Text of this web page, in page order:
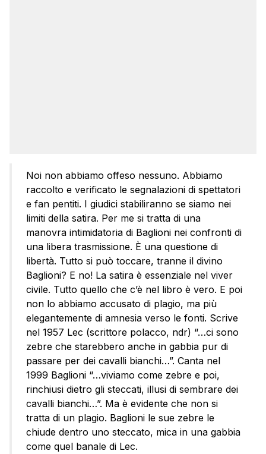
Noi non abbiamo offeso nessuno. Abbiamo
raccolto e verificato le segnalazioni di spettatori
e fan pentiti. I giudici stabiliranno se siamo nei
limiti della satira. Per me si tratta di una
manovra intimidatoria di Baglioni nei confronti di
una libera trasmissione. È una questione di
libertà. Tutto si può toccare, tranne il divino
Baglioni? E no! La satira è essenziale nel viver
civile. Tutto quello che c’è nel libro è vero. E poi
non lo abbiamo accusato di plagio, ma più
elegantemente di amnesia verso le fonti. Scrive
nel 1957 Lec (scrittore polacco, ndr) “…ci sono
zebre che starebbero anche in gabbia pur di
passare per dei cavalli bianchi…”. Canta nel
1999 Baglioni “…viviamo come zebre e poi,
rinchiusi dietro gli steccati, illusi di sembrare dei
cavalli bianchi…”. Ma è evidente che non si
tratta di un plagio. Baglioni le sue zebre le
chiude dentro uno steccato, mica in una gabbia
come quel banale di Lec.